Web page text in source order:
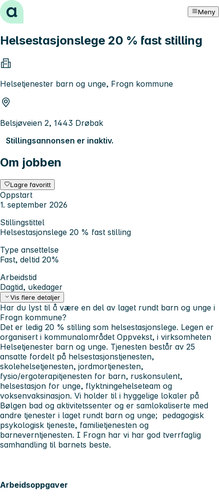
Hopp til innhold Meny
Helsestasjonslege 20 % fast stilling
Helsetjenester barn og unge, Frogn kommune
Belsjøveien 2, 1443 Drøbak
Stillingsannonsen er inaktiv.
Om jobben
Lagre favoritt
Oppstart
1. september 2026
Stillingstittel
Helsestasjonslege 20 % fast stilling
Type ansettelse
Fast, deltid 20%
Arbeidstid
Dagtid, ukedager
Vis flere detaljer
Har du lyst til å være en del av laget rundt barn og unge i
Frogn kommune?
Det er ledig 20 % stilling som helsestasjonslege. Legen er
organisert i kommunalområdet Oppvekst, i virksomheten
Helsetjenester barn og unge. Tjenesten består av 25
ansatte fordelt på helsestasjonstjenesten,
skolehelsetjenesten, jordmortjenesten,
fysio/ergoterapitjenesten for barn, ruskonsulent,
helsestasjon for unge, flyktningehelseteam og
voksenvaksinasjon. Vi holder til i hyggelige lokaler på
Bølgen bad og aktivitetssenter og er samlokaliserte med
andre tjenester i laget rundt barn og unge; pedagogisk
psykologisk tjeneste, familietjenesten og
barneverntjenesten. I Frogn har vi har god tverrfaglig
samhandling til barnets beste.
Arbeidsoppgaver